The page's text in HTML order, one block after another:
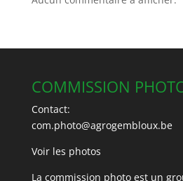
COMMISSION
Contact:
com.photo@agrogembloux.be
Voir les photos
La commission photo est un